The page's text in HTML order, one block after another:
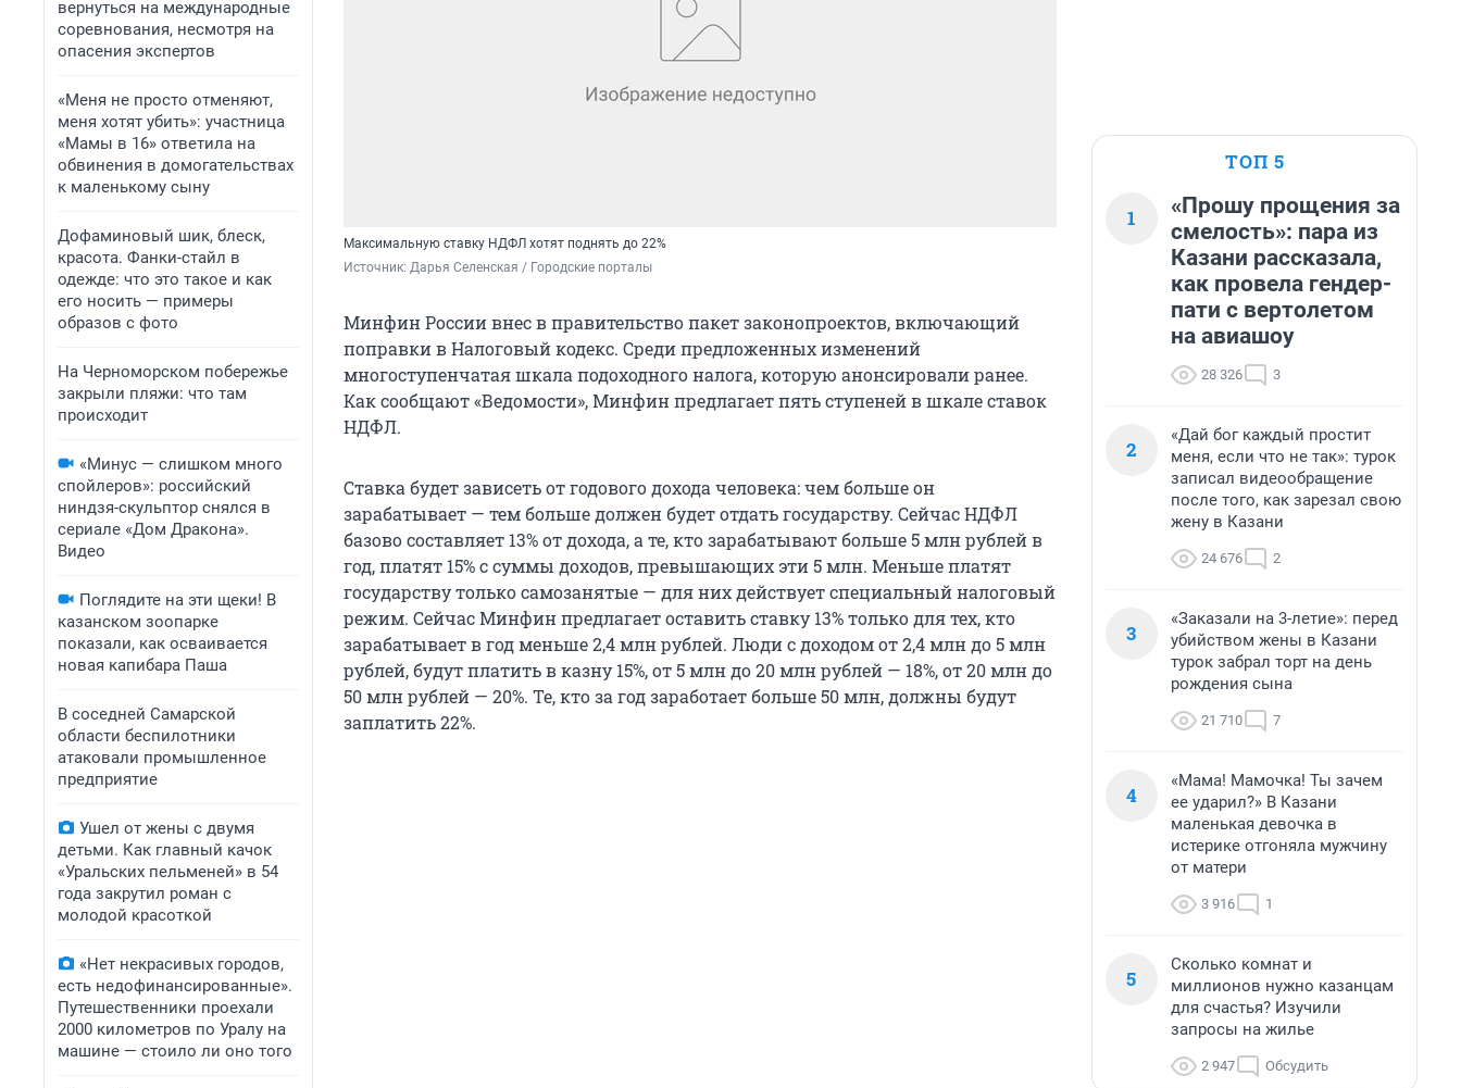
вернуться на международные
соревнования, несмотря на
опасения экспертов
«Меня не просто отменяют,
меня хотят убить»: участница
«Мамы в 16» ответила на
обвинения в домогательствах
к маленькому сыну
Дофаминовый шик, блеск,
красота. Фанки-стайл в
одежде: что это такое и как
его носить — примеры
образов с фото
На Черноморском побережье
закрыли пляжи: что там
происходит
«Минус — слишком много
спойлеров»: российский
ниндзя-скульптор снялся в
сериале «Дом Дракона».
Видео
Поглядите на эти щеки! В
казанском зоопарке
показали, как осваивается
новая капибара Паша
В соседней Самарской
области беспилотники
атаковали промышленное
предприятие
Ушел от жены с двумя
детьми. Как главный качок
«Уральских пельменей» в 54
года закрутил роман с
молодой красоткой
«Нет некрасивых городов,
есть недофинансированные».
Путешественники проехали
2000 километров по Уралу на
машине — стоило ли оно того
Максимальную ставку НДФЛ хотят поднять до 22%
Источник: Дарья Селенская / Городские порталы
Минфин России внес в правительство пакет законопроектов, включающий
поправки в Налоговый кодекс. Среди предложенных изменений
многоступенчатая шкала подоходного налога, которую анонсировали ранее.
Как сообщают «Ведомости», Минфин предлагает пять ступеней в шкале ставок
НДФЛ.
Ставка будет зависеть от годового дохода человека: чем больше он
зарабатывает — тем больше должен будет отдать государству. Сейчас НДФЛ
базово составляет 13% от дохода, а те, кто зарабатывают больше 5 млн рублей в
год, платят 15% с суммы доходов, превышающих эти 5 млн. Меньше платят
государству только самозанятые — для них действует специальный налоговый
режим. Сейчас Минфин предлагает оставить ставку 13% только для тех, кто
зарабатывает в год меньше 2,4 млн рублей. Люди с доходом от 2,4 млн до 5 млн
рублей, будут платить в казну 15%, от 5 млн до 20 млн рублей — 18%, от 20 млн до
50 млн рублей — 20%. Те, кто за год заработает больше 50 млн, должны будут
заплатить 22%.
ТОП 5
1
«Прошу прощения за
смелость»: пара из
Казани рассказала,
как провела гендер-
пати с вертолетом
на авиашоу
28 326 3
2
«Дай бог каждый простит
меня, если что не так»: турок
записал видеообращение
после того, как зарезал свою
жену в Казани
24 676 2
3
«Заказали на 3-летие»: перед
убийством жены в Казани
турок забрал торт на день
рождения сына
21 710 7
4
«Мама! Мамочка! Ты зачем
ее ударил?» В Казани
маленькая девочка в
истерике отгоняла мужчину
от матери
3 916 1
5
Сколько комнат и
миллионов нужно казанцам
для счастья? Изучили
запросы на жилье
2 947 Обсудить